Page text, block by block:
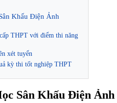
Khấu Điện Ảnh
THPT với điểm thi năng
xét tuyển
kỳ thi tốt nghiệp THPT
Sân Khấu Điện